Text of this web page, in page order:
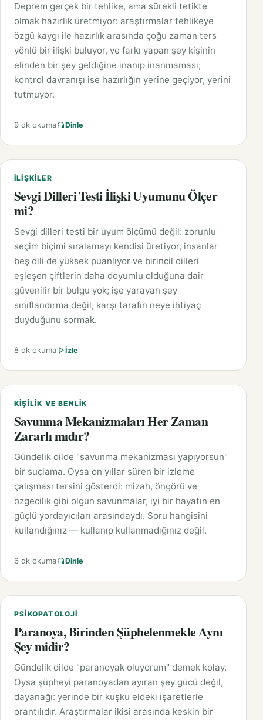
Deprem gerçek bir tehlike, ama sürekli tetikte
olmak hazırlık üretmiyor: araştırmalar tehlikeye
özgü kaygı ile hazırlık arasında çoğu zaman ters
yönlü bir ilişki buluyor, ve farkı yapan şey kişinin
elinden bir şey geldiğine inanıp inanmaması;
kontrol davranışı ise hazırlığın yerine geçiyor, yerini
tutmuyor.
9 dk okuma Dinle
İLIŞKILER
Sevgi Dilleri Testi İlişki Uyumunu Ölçer
mi?
Sevgi dilleri testi bir uyum ölçümü değil: zorunlu
seçim biçimi sıralamayı kendisi üretiyor, insanlar
beş dili de yüksek puanlıyor ve birincil dilleri
eşleşen çiftlerin daha doyumlu olduğuna dair
güvenilir bir bulgu yok; işe yarayan şey
sınıflandırma değil, karşı tarafın neye ihtiyaç
duyduğunu sormak.
8 dk okuma İzle
KIŞILIK VE BENLIK
Savunma Mekanizmaları Her Zaman
Zararlı mıdır?
Gündelik dilde "savunma mekanizması yapıyorsun"
bir suçlama. Oysa on yıllar süren bir izleme
çalışması tersini gösterdi: mizah, öngörü ve
özgecilik gibi olgun savunmalar, iyi bir hayatın en
güçlü yordayıcıları arasındaydı. Soru hangisini
kullandığınız — kullanıp kullanmadığınız değil.
6 dk okuma Dinle
PSIKOPATOLOJI
Paranoya, Birinden Şüphelenmekle Aynı
Şey midir?
Gündelik dilde "paranoyak oluyorum" demek kolay.
Oysa şüpheyi paranoyadan ayıran şey gücü değil,
dayanağı: yerinde bir kuşku eldeki işaretlerle
orantılıdır. Araştırmalar ikisi arasında keskin bir